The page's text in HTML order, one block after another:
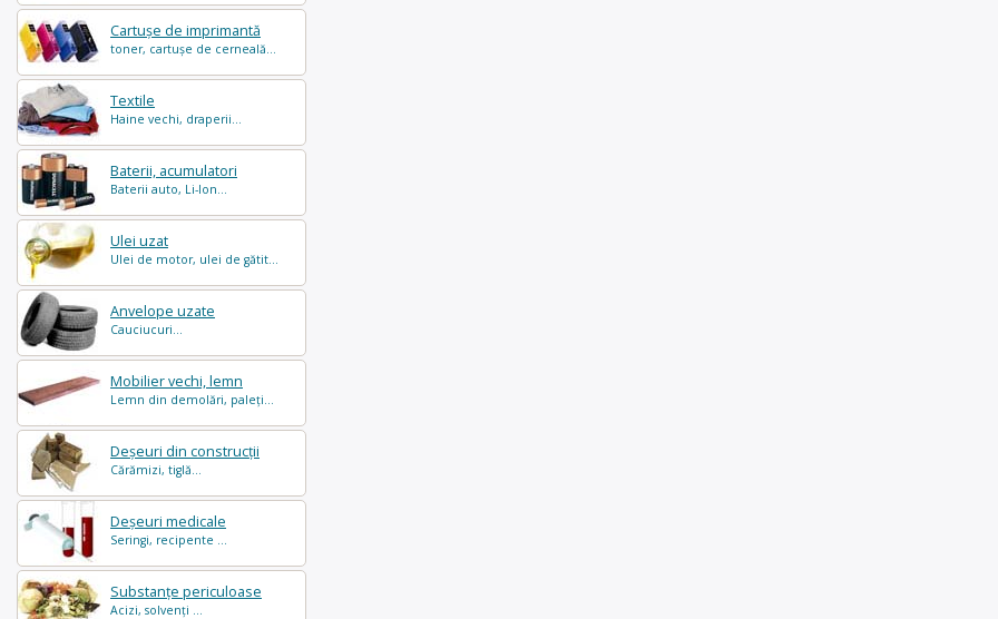
Cartușe de imprimantă
toner, cartușe de cerneală...
Textile
Haine vechi, draperii...
Baterii, acumulatori
Baterii auto, Li-Ion...
Ulei uzat
Ulei de motor, ulei de gătit...
Anvelope uzate
Cauciucuri...
Mobilier vechi, lemn
Lemn din demolări, paleți...
Deșeuri din construcții
Cărămizi, tiglă...
Deșeuri medicale
Seringi, recipente ...
Substanțe periculoase
Acizi, solvenți ...